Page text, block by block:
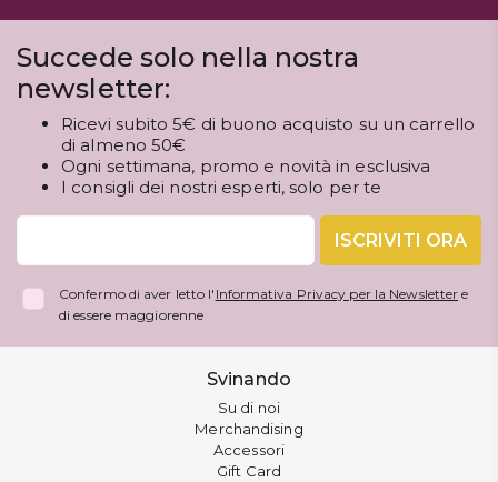
Succede solo nella nostra
newsletter:
Ricevi subito 5€ di buono acquisto su un carrello
di almeno 50€
Ogni settimana, promo e novità in esclusiva
I consigli dei nostri esperti, solo per te
ISCRIVITI ORA
Confermo di aver letto l' Informativa Privacy per la Newsletter e
di essere maggiorenne
Svinando
Su di noi
Merchandising
Accessori
Gift Card